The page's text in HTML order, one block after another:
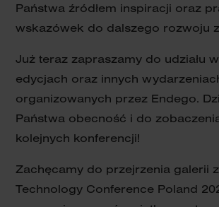
Państwa źródłem inspiracji oraz
wskazówek do dalszego rozwoju
Już teraz zapraszamy do udziału
edycjach oraz innych
organizowanych przez Endego.
Państwa obecność i do
kolejnych konferencji!
Zachęcamy do przejrzenia galerii
Technology Conference Poland